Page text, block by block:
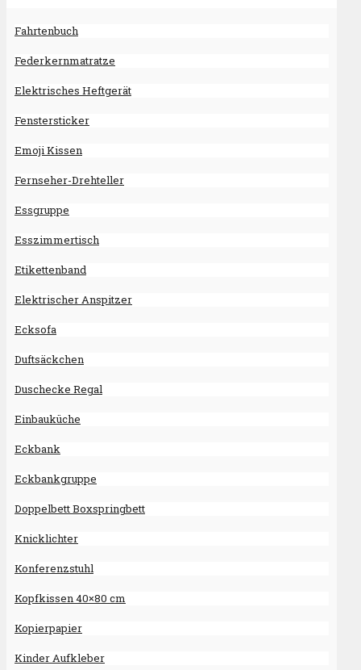
Fahrtenbuch
Federkernmatratze
Elektrisches Heftgerät
Fenstersticker
Emoji Kissen
Fernseher-Drehteller
Essgruppe
Esszimmertisch
Etikettenband
Elektrischer Anspitzer
Ecksofa
Duftsäckchen
Duschecke Regal
Einbauküche
Eckbank
Eckbankgruppe
Doppelbett Boxspringbett
Knicklichter
Konferenzstuhl
Kopfkissen 40×80 cm
Kopierpapier
Kinder Aufkleber